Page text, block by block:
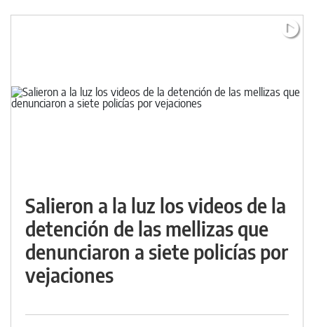
Salieron a la luz los videos de la
detención de las mellizas que
denunciaron a siete policías por
vejaciones